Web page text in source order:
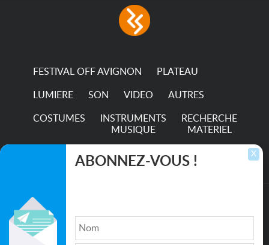
FESTIVAL OFF AVIGNON PLATEAU
LUMIERE SON VIDEO AUTRES
COSTUMES
INSTRUMENTS
MUSIQUE
RECHERCHE
MATERIEL
TRANSPORTS X
ABONNEZ-VOUS !